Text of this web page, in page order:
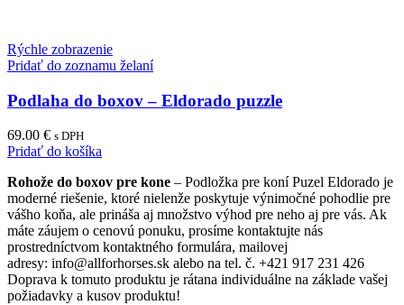
Rýchle zobrazenie
Pridať do zoznamu želaní
Podlaha do boxov – Eldorado puzzle
69.00 € s DPH
Pridať do košíka
Rohože do boxov pre kone – Podložka pre koní Puzel Eldorado je
moderné riešenie, ktoré nielenže poskytuje výnimočné pohodlie pre
vášho koňa, ale prináša aj množstvo výhod pre neho aj pre vás. Ak
máte záujem o cenovú ponuku, prosíme kontaktujte nás
prostredníctvom kontaktného formulára, mailovej
adresy: info@allforhorses.sk alebo na tel. č. +421 917 231 426
Doprava k tomuto produktu je rátana individuálne na základe vašej
požiadavky a kusov produktu!